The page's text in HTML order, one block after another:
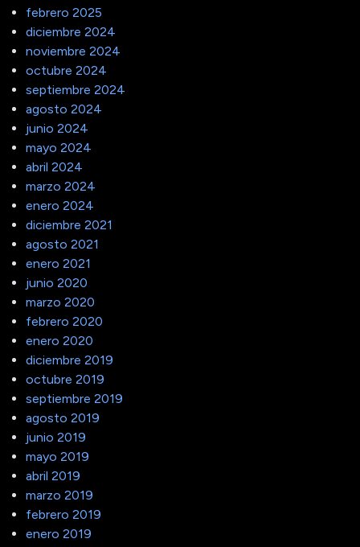
febrero 2025
diciembre 2024
noviembre 2024
octubre 2024
septiembre 2024
agosto 2024
junio 2024
mayo 2024
abril 2024
marzo 2024
enero 2024
diciembre 2021
agosto 2021
enero 2021
junio 2020
marzo 2020
febrero 2020
enero 2020
diciembre 2019
octubre 2019
septiembre 2019
agosto 2019
junio 2019
mayo 2019
abril 2019
marzo 2019
febrero 2019
enero 2019